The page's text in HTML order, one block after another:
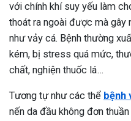
với chính khí suy yếu làm
thoát ra ngoài được mà gây
như vảy cá. Bệnh thường
kém, bị stress quá mức,
chất, nghiện thuốc lá…
Tương tự như các thể bệnh
nến da đầu không đơn